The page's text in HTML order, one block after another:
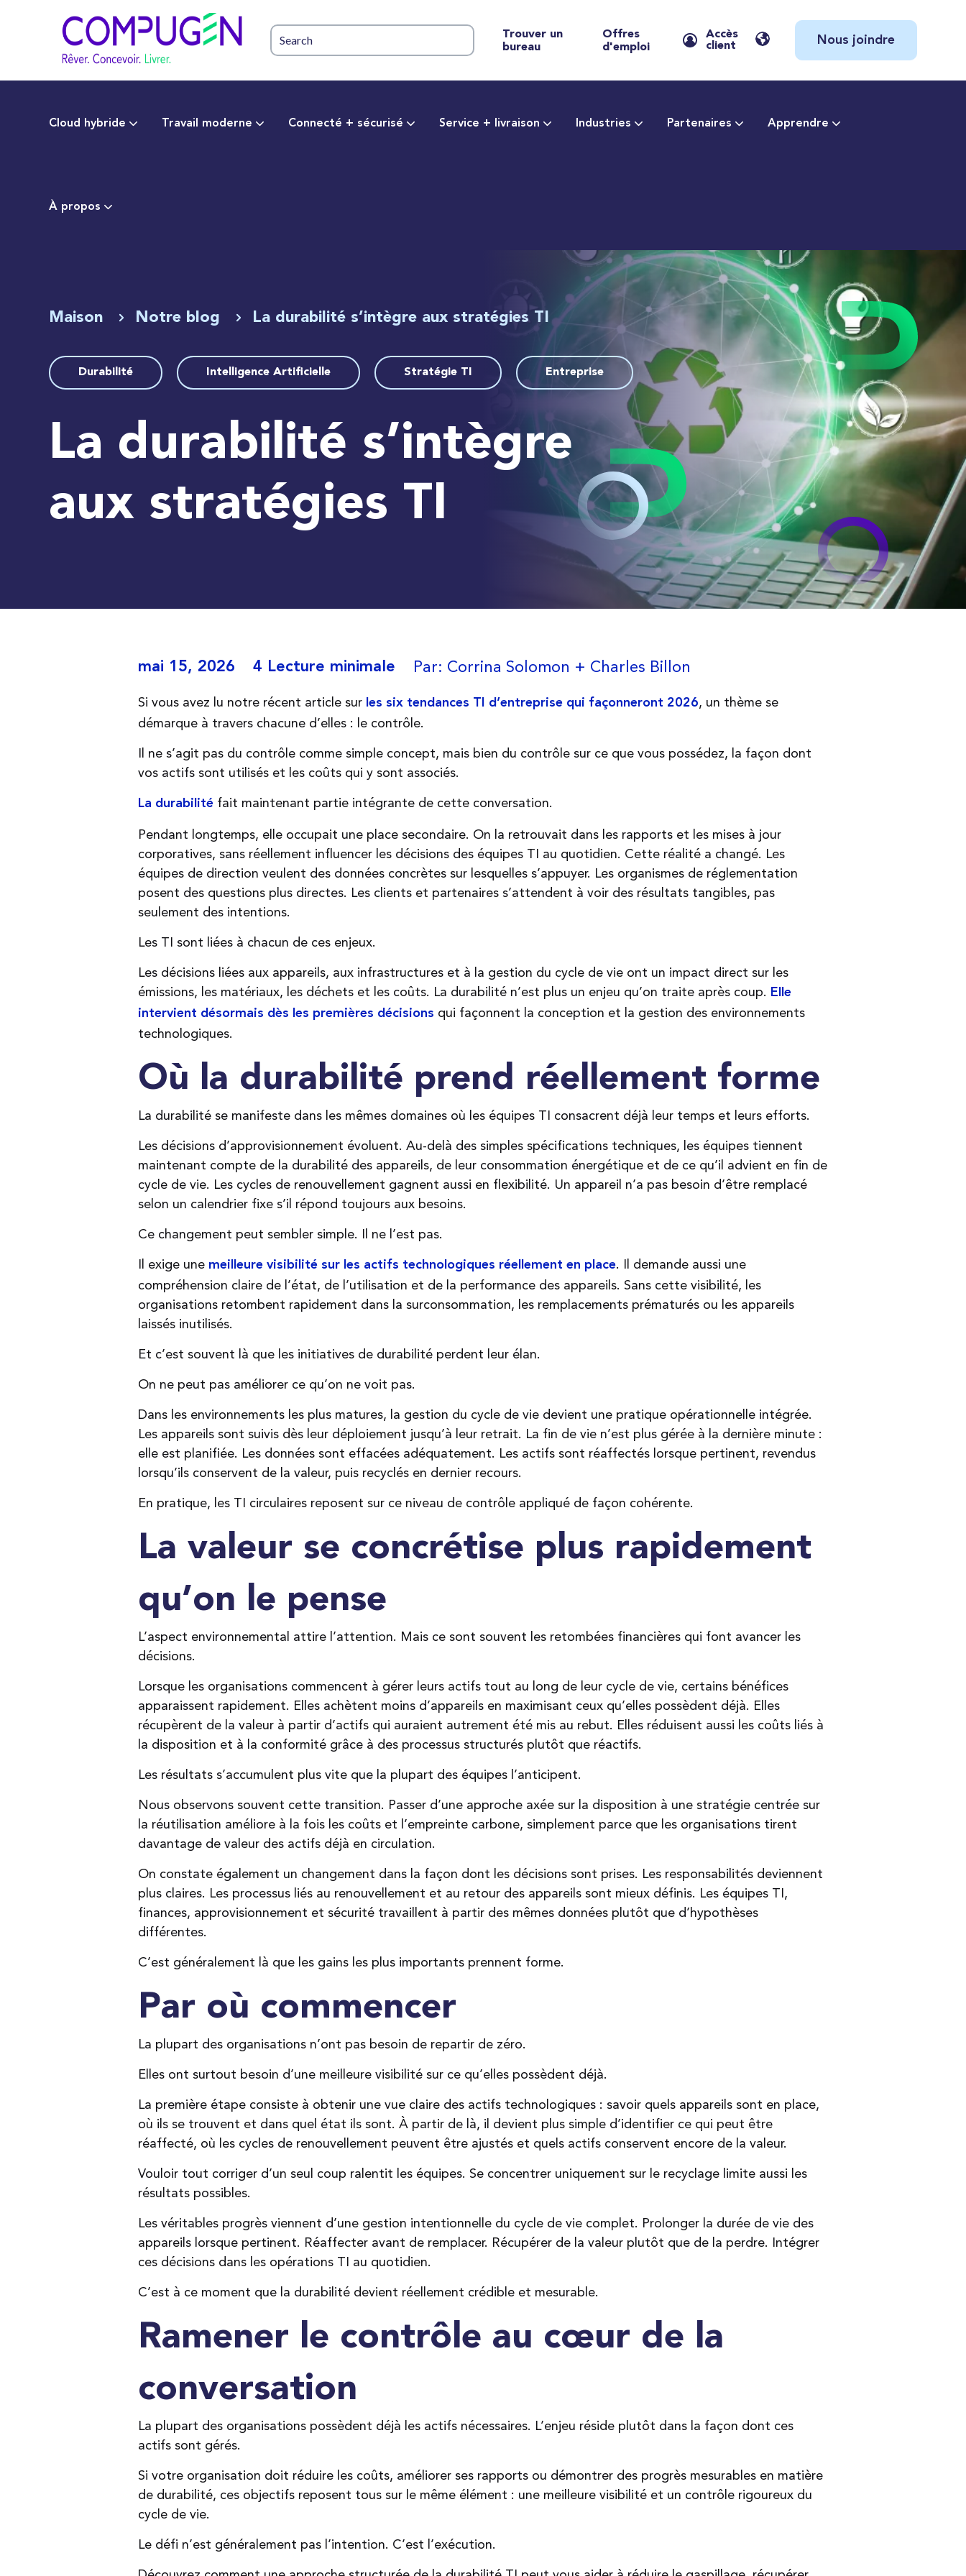
Trouver un
bureau
Offres
d'emploi
Accès
client
Nous joindre
Cloud hybride Travail moderne Connecté + sécurisé Service + livraison Industries Partenaires Apprendre
À propos
Maison Notre blog La durabilité s’intègre aux stratégies TI
Durabilité Intelligence Artificielle Stratégie TI Entreprise
La durabilité s’intègre
aux stratégies TI
mai 15, 2026 4 Lecture minimale Par: Corrina Solomon + Charles Billon
Si vous avez lu notre récent article sur les six tendances TI d’entreprise qui façonneront 2026, un thème se
démarque à travers chacune d’elles : le contrôle.
Il ne s’agit pas du contrôle comme simple concept, mais bien du contrôle sur ce que vous possédez, la façon dont
vos actifs sont utilisés et les coûts qui y sont associés.
La durabilité fait maintenant partie intégrante de cette conversation.
Pendant longtemps, elle occupait une place secondaire. On la retrouvait dans les rapports et les mises à jour
corporatives, sans réellement influencer les décisions des équipes TI au quotidien. Cette réalité a changé. Les
équipes de direction veulent des données concrètes sur lesquelles s’appuyer. Les organismes de réglementation
posent des questions plus directes. Les clients et partenaires s’attendent à voir des résultats tangibles, pas
seulement des intentions.
Les TI sont liées à chacun de ces enjeux.
Les décisions liées aux appareils, aux infrastructures et à la gestion du cycle de vie ont un impact direct sur les
émissions, les matériaux, les déchets et les coûts. La durabilité n’est plus un enjeu qu’on traite après coup. Elle
intervient désormais dès les premières décisions qui façonnent la conception et la gestion des environnements
technologiques.
Où la durabilité prend réellement forme
La durabilité se manifeste dans les mêmes domaines où les équipes TI consacrent déjà leur temps et leurs efforts.
Les décisions d’approvisionnement évoluent. Au-delà des simples spécifications techniques, les équipes tiennent
maintenant compte de la durabilité des appareils, de leur consommation énergétique et de ce qu’il advient en fin de
cycle de vie. Les cycles de renouvellement gagnent aussi en flexibilité. Un appareil n’a pas besoin d’être remplacé
selon un calendrier fixe s’il répond toujours aux besoins.
Ce changement peut sembler simple. Il ne l’est pas.
Il exige une meilleure visibilité sur les actifs technologiques réellement en place. Il demande aussi une
compréhension claire de l’état, de l’utilisation et de la performance des appareils. Sans cette visibilité, les
organisations retombent rapidement dans la surconsommation, les remplacements prématurés ou les appareils
laissés inutilisés.
Et c’est souvent là que les initiatives de durabilité perdent leur élan.
On ne peut pas améliorer ce qu’on ne voit pas.
Dans les environnements les plus matures, la gestion du cycle de vie devient une pratique opérationnelle intégrée.
Les appareils sont suivis dès leur déploiement jusqu’à leur retrait. La fin de vie n’est plus gérée à la dernière minute :
elle est planifiée. Les données sont effacées adéquatement. Les actifs sont réaffectés lorsque pertinent, revendus
lorsqu’ils conservent de la valeur, puis recyclés en dernier recours.
En pratique, les TI circulaires reposent sur ce niveau de contrôle appliqué de façon cohérente.
La valeur se concrétise plus rapidement
qu’on le pense
L’aspect environnemental attire l’attention. Mais ce sont souvent les retombées financières qui font avancer les
décisions.
Lorsque les organisations commencent à gérer leurs actifs tout au long de leur cycle de vie, certains bénéfices
apparaissent rapidement. Elles achètent moins d’appareils en maximisant ceux qu’elles possèdent déjà. Elles
récupèrent de la valeur à partir d’actifs qui auraient autrement été mis au rebut. Elles réduisent aussi les coûts liés à
la disposition et à la conformité grâce à des processus structurés plutôt que réactifs.
Les résultats s’accumulent plus vite que la plupart des équipes l’anticipent.
Nous observons souvent cette transition. Passer d’une approche axée sur la disposition à une stratégie centrée sur
la réutilisation améliore à la fois les coûts et l’empreinte carbone, simplement parce que les organisations tirent
davantage de valeur des actifs déjà en circulation.
On constate également un changement dans la façon dont les décisions sont prises. Les responsabilités deviennent
plus claires. Les processus liés au renouvellement et au retour des appareils sont mieux définis. Les équipes TI,
finances, approvisionnement et sécurité travaillent à partir des mêmes données plutôt que d’hypothèses
différentes.
C’est généralement là que les gains les plus importants prennent forme.
Par où commencer
La plupart des organisations n’ont pas besoin de repartir de zéro.
Elles ont surtout besoin d’une meilleure visibilité sur ce qu’elles possèdent déjà.
La première étape consiste à obtenir une vue claire des actifs technologiques : savoir quels appareils sont en place,
où ils se trouvent et dans quel état ils sont. À partir de là, il devient plus simple d’identifier ce qui peut être
réaffecté, où les cycles de renouvellement peuvent être ajustés et quels actifs conservent encore de la valeur.
Vouloir tout corriger d’un seul coup ralentit les équipes. Se concentrer uniquement sur le recyclage limite aussi les
résultats possibles.
Les véritables progrès viennent d’une gestion intentionnelle du cycle de vie complet. Prolonger la durée de vie des
appareils lorsque pertinent. Réaffecter avant de remplacer. Récupérer de la valeur plutôt que de la perdre. Intégrer
ces décisions dans les opérations TI au quotidien.
C’est à ce moment que la durabilité devient réellement crédible et mesurable.
Ramener le contrôle au cœur de la
conversation
La plupart des organisations possèdent déjà les actifs nécessaires. L’enjeu réside plutôt dans la façon dont ces
actifs sont gérés.
Si votre organisation doit réduire les coûts, améliorer ses rapports ou démontrer des progrès mesurables en matière
de durabilité, ces objectifs reposent tous sur le même élément : une meilleure visibilité et un contrôle rigoureux du
cycle de vie.
Le défi n’est généralement pas l’intention. C’est l’exécution.